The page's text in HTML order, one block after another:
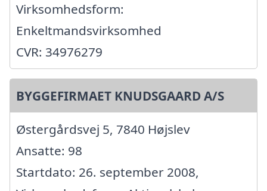
Virksomhedsform:
Enkeltmandsvirksomhed
CVR: 34976279
BYGGEFIRMAET KNUDSGAARD A/S
Østergårdsvej 5, 7840 Højslev
Ansatte: 98
Startdato: 26. september 2008,